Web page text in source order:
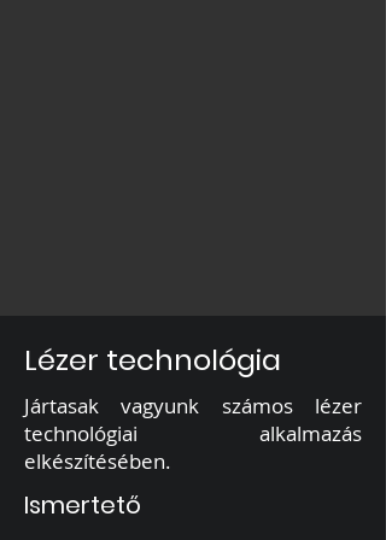
Lézer technológia
Jártasak vagyunk számos lézer
technológiai alkalmazás
elkészítésében.
Ismertető